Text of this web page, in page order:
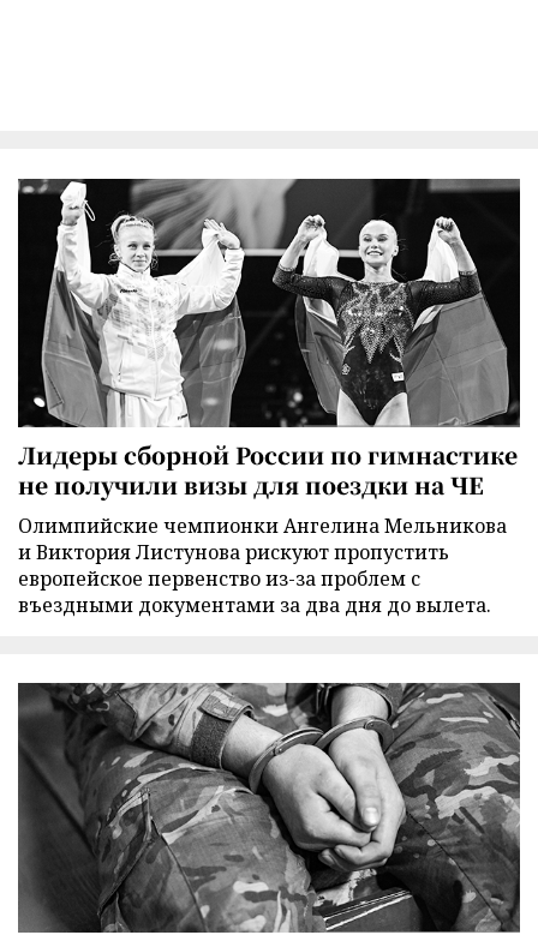
Лидеры сборной России по гимнастике
не получили визы для поездки на ЧЕ
Олимпийские чемпионки Ангелина Мельникова
и Виктория Листунова рискуют пропустить
европейское первенство из-за проблем с
въездными документами за два дня до вылета.